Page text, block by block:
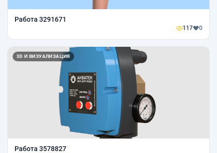
Работа 3291671
117 0
3D И ВИЗУАЛИЗАЦИЯ
Работа 3578827